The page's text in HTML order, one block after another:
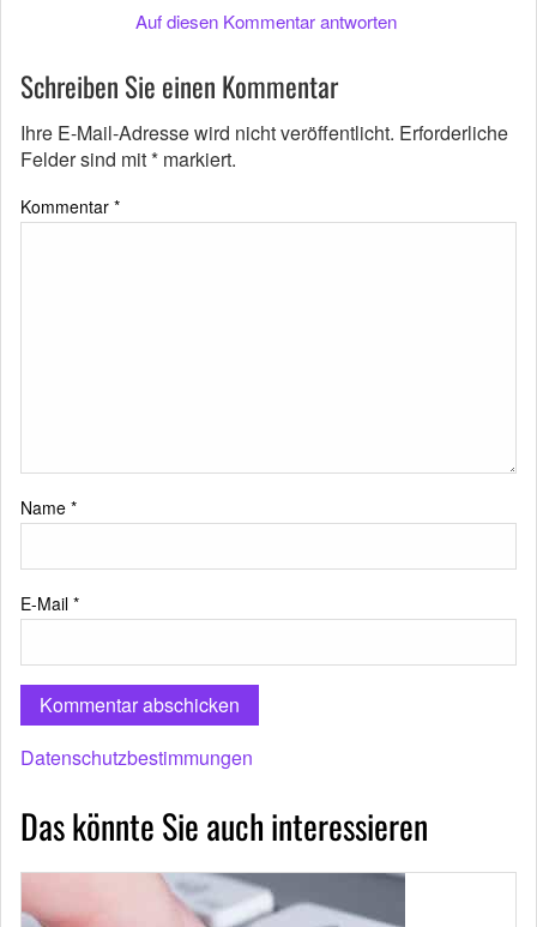
Auf diesen Kommentar antworten
Schreiben Sie einen Kommentar
Ihre E-Mail-Adresse wird nicht veröffentlicht. Erforderliche
Felder sind mit* markiert.
Kommentar *
Name *
E-Mail *
Datenschutzbestimmungen
Das könnte Sie auch interessieren